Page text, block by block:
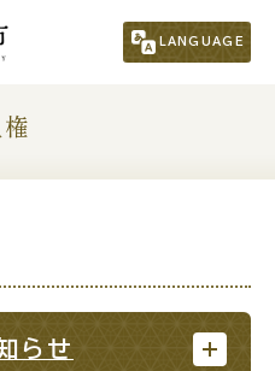
LANGUAGE
政・議会）
文化・スポーツ・生涯学習
らせ